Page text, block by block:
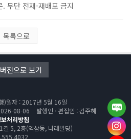
무단 전재-재배포 금지
목록으로
전으로 보기
)일자 : 2017년 5월 16일
08-06
발행인 · 편집인 : 김주혜
처리방침
길 5, 2층(역삼동, 나래빌딩)